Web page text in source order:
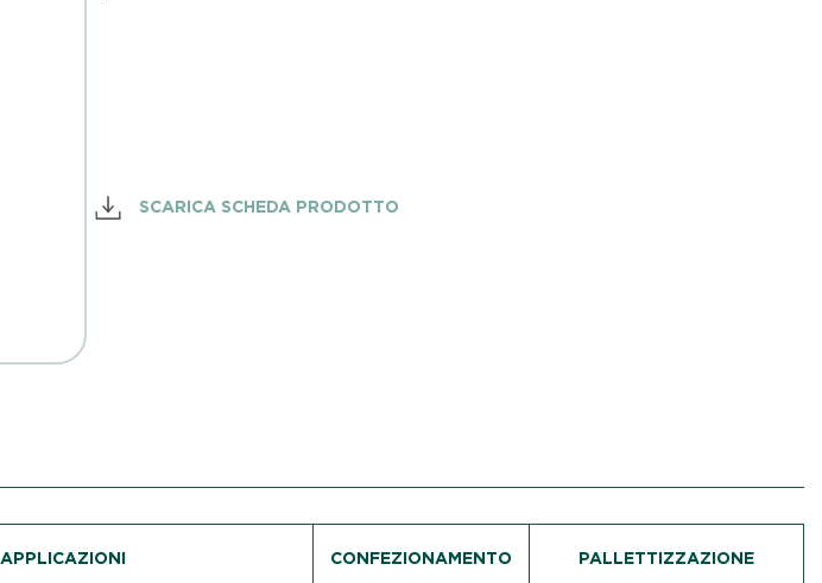
SCARICA SCHEDA PRODOTTO
APPLICAZIONI CONFEZIONAMENTO PALLETTIZZAZIONE